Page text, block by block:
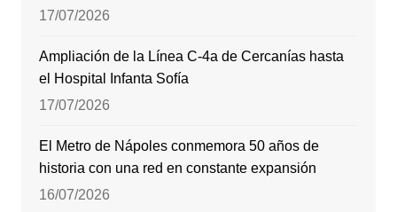
17/07/2026
Ampliación de la Línea C-4a de Cercanías hasta
el Hospital Infanta Sofía
17/07/2026
El Metro de Nápoles conmemora 50 años de
historia con una red en constante expansión
16/07/2026